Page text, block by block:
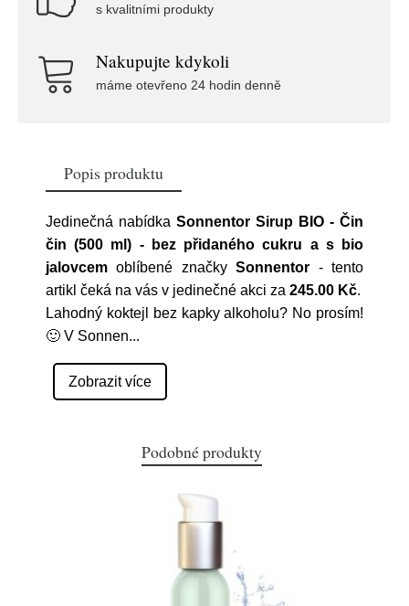
s kvalitními produkty
Nakupujte kdykoli
máme otevřeno 24 hodin denně
Popis produktu
Jedinečná nabídka Sonnentor Sirup BIO - Čin
čin (500 ml) - bez přidaného cukru a s bio
jalovcem oblíbené značkySonnentor - tento
artikl čeká na vás v jedinečné akci za 245.00 Kč.
Lahodný koktejl bez kapky alkoholu? No prosím!
🙂 V Sonnen...
Zobrazit více
Podobné produkty